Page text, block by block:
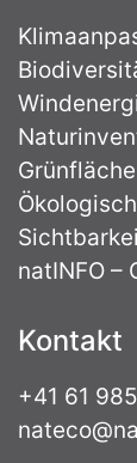
natINFO –
Kontakt
+41 61